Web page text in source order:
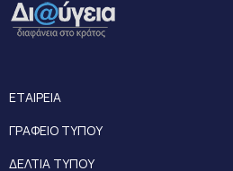
ΕΤΑΙΡΕΙΑ
ΓΡΑΦΕΙΟ ΤΥΠΟΥ
ΔΕΛΤΙΑ ΤΥΠΟΥ